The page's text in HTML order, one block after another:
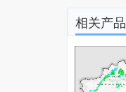
相关产品